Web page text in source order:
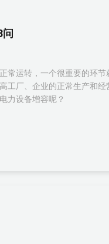
问
常运转，一个很重要的环
工厂、企业的正常生产和
力设备增容呢？